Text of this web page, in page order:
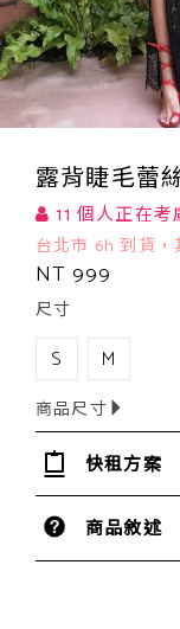
露背睫毛蕾
11 個人正在考
台北市 6h 到貨
NT 999
尺寸
S M
商品尺寸
快租方案
商品敘述